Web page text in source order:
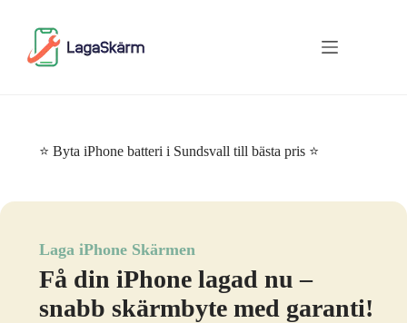
⭐ Byta iPhone batteri i Sundsvall till bästa pris ⭐
Laga iPhone Skärmen
Få din iPhone lagad nu –
snabb skärmbyte med garanti!